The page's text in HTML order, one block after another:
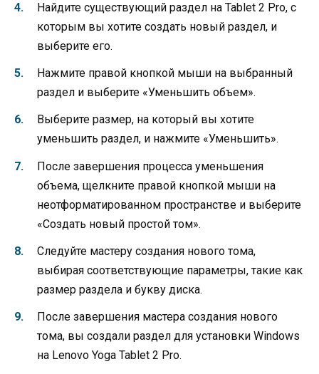
Найдите существующий раздел на Tablet 2 Pro, с
которым вы хотите создать новый раздел, и
выберите его.
Нажмите правой кнопкой мыши на выбранный
раздел и выберите «Уменьшить объем».
Выберите размер, на который вы хотите
уменьшить раздел, и нажмите «Уменьшить».
После завершения процесса уменьшения
объема, щелкните правой кнопкой мыши на
неотформатированном пространстве и выберите
«Создать новый простой том».
Следуйте мастеру создания нового тома,
выбирая соответствующие параметры, такие как
размер раздела и букву диска.
После завершения мастера создания нового
тома, вы создали раздел для установки Windows
на Lenovo Yoga Tablet 2 Pro.